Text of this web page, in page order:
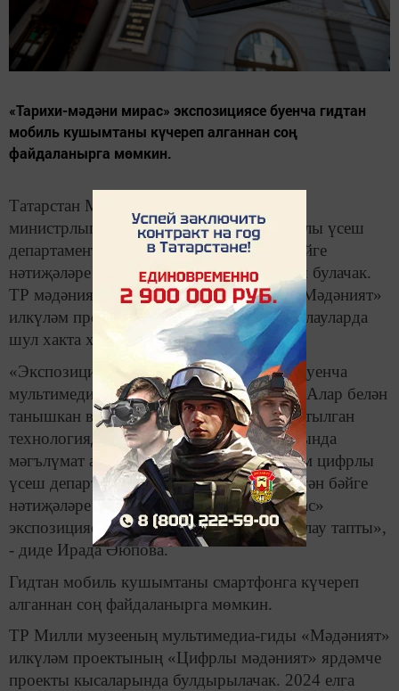
«Тарихи-мәдәни мирас» экспозициясе буенча гидтан
мобиль кушымтаны күчереп алганнан соң
файдаланырга мөмкин.
Татарстан Милли музее ТР Мәдәният
министрлыгының Мәгълүмати һәм цифрлы үсеш
департаменты тарафыннан үткәрелгән бәйге
нәтиҗәләре буенча мультимедиа-гидка ия булачак.
ТР мәдәният министры Ирада Әюпова «Мәдәният»
илкүләм проекты буенча иҗтимагый тыңлауларда
шул хакта хәбәр итте.
«Экспозиция һәм күргәзмә проектлары буенча
мультимедиа-гид булдыру күздә тотыла. Алар белән
танышкан вакытта, чынбарлык белән баетылган
технологиядән файдаланып, әсәрләр турында
мәгълүмат алып булачак. Мәгълүмати һәм цифрлы
үсеш департаменты тарафыннан үткәрелгән бәйге
нәтиҗәләре буенча «Тарихи-мәдәни мирас»
экспозициясе белән ТР Милли музее хуплау тапты»,
- диде Ирада Әюпова.
Гидтан мобиль кушымтаны смартфонга күчереп
алганнан соң файдаланырга мөмкин.
ТР Милли музееның мультимедиа-гиды «Мәдәният»
илкүләм проектының «Цифрлы мәдәният» ярдәмче
проекты кысаларында булдырылачак. 2024 елга